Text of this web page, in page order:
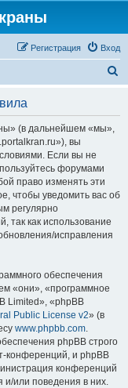
Вход
Регистрация
(в дальнейшем «мы»,
вы
Если вы не
форумами
право изменять эти
чтобы уведомить вас об
регулярно
так как использование
исправления
обеспечения
«они», «программное
Limited», «phpBB
Public License v2» (в
www.phpbb.com.
phpBB строго
конференций, и phpBB
конференций
и/или поведения в них.